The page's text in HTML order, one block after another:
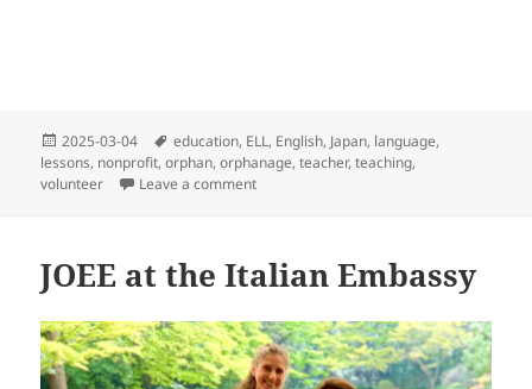
Posted
on
2025-03-04 Tags
education, ELL, English, Japan, language,
lessons, nonprofit,orphan,orphanage,teacher,teaching,
volunteer
Leave a commenton The Best Reward
JOEE at the Italian Embassy